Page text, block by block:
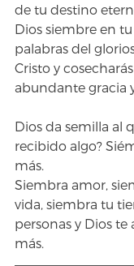
de tu destino
Dios siembre en
palabras del
Cristo y
abundante gracia
Dios da semilla al
recibido algo?
más.
Siembra amor,
vida, siembra tu
personas y Dios
más.